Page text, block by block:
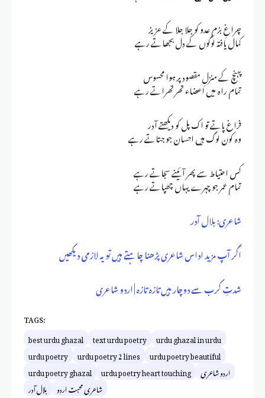
چراغِ بزمِ عدو کو جلا جلا کے عزیز
کمال یافتہ لوگوں کے دل بجھاتے رہے
پہنچ کے منزلِ مقصود پر ہوا محسوس
تمام راہ میں اعضاء تھرتھراتے رہے
فراغ پاتے تو اک پل کو دیکھتے آدر
وہ کون لوگ ہیں احسان جو جتاتے رہے
کس احتیاط سے پھر آئینے سجاتے رہے
تمام عمر جو چہرے یہاں چھپاتے رہے
شاعری: بلال آدر
اگر آپ مزید اداس شاعری پڑھنا چاہتے ہیں تو یہ لازمی دیکھیں
شدتِ کرب سے دوچار ہیں تازہ تازہ | اردو شاعری
TAGS:
best urdu ghazal text urdu poetry urdu ghazal in urdu
urdu poetry urdu poetry 2 lines urdu poetry beautiful
urdu poetry ghazal urdu poetry heart touching اردو شاعری
بلال آدر شاعری محبت اردو